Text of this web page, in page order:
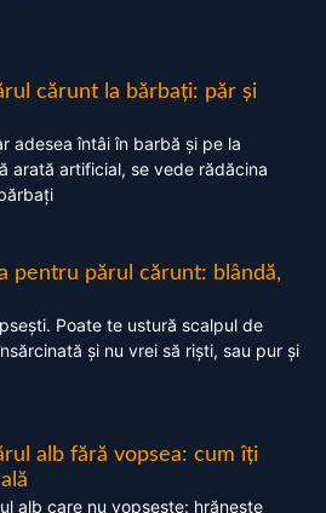
cărunt la bărbați: păr și
adesea întâi în barbă și pe la
arată artificial, se vede rădăcina
pentru părul cărunt: blândă,
Poate te ustură scalpul de
și nu vrei să riști, sau pur și
alb fără vopsea: cum îți
alb care nu vopsește: hrănește